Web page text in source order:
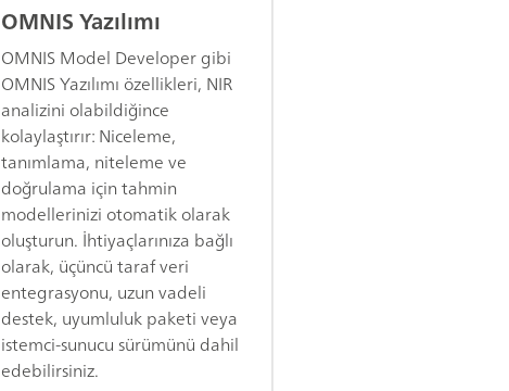
OMNIS Yazılımı
OMNIS Model Developer gibi
OMNIS Yazılımı özellikleri, NIR
analizini olabildiğince
kolaylaştırır: Niceleme,
tanımlama, niteleme ve
doğrulama için tahmin
modellerinizi otomatik olarak
oluşturun. İhtiyaçlarınıza bağlı
olarak, üçüncü taraf veri
entegrasyonu, uzun vadeli
destek, uyumluluk paketi veya
istemci-sunucu sürümünü dahil
edebilirsiniz.